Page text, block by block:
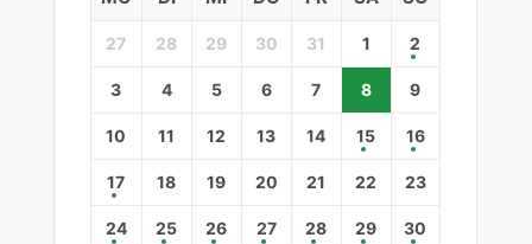
27 28 29 30 31 1 2
3 4 5 6 7 8 9
10 11 12 13 14 15 16
17 18 19 20 21 22 23
24 25 26 27 28 29 30